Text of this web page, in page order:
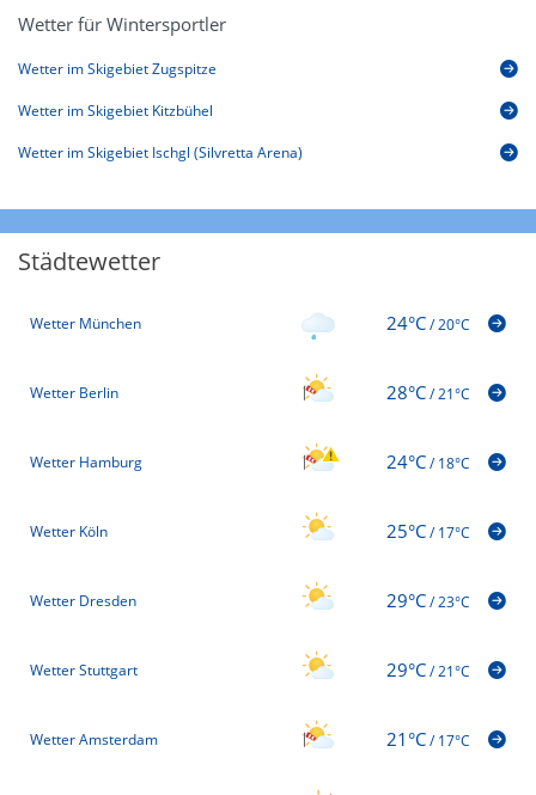
Wetter für Wintersportler
Wetter im Skigebiet Zugspitze
Wetter im Skigebiet Kitzbühel
Wetter im Skigebiet Ischgl (Silvretta Arena)
Städtewetter
Wetter München 24°C/20°C
Wetter Berlin 28°C/21°C
Wetter Hamburg 24°C/18°C
Wetter Köln 25°C/17°C
Wetter Dresden 29°C/23°C
Wetter Stuttgart 29°C/21°C
Wetter Amsterdam 21°C/17°C